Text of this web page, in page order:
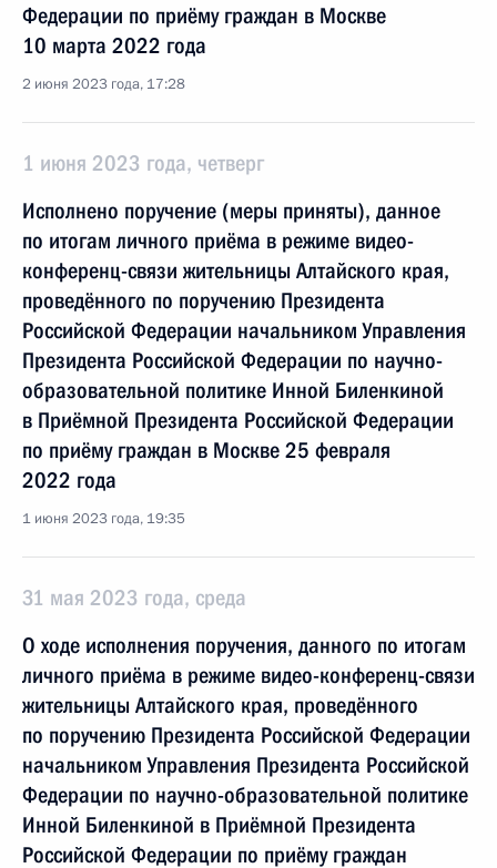
Федерации по приёму граждан в Москве
10 марта 2022 года
2 июня 2023 года, 17:28
1 июня 2023 года, четверг
Исполнено поручение (меры приняты), данное
по итогам личного приёма в режиме видео-
конференц-связи жительницы Алтайского края,
проведённого по поручению Президента
Российской Федерации начальником Управления
Президента Российской Федерации по научно-
образовательной политике Инной Биленкиной
в Приёмной Президента Российской Федерации
по приёму граждан в Москве 25 февраля
2022 года
1 июня 2023 года, 19:35
31 мая 2023 года, среда
О ходе исполнения поручения, данного по итогам
личного приёма в режиме видео-конференц-связи
жительницы Алтайского края, проведённого
по поручению Президента Российской Федерации
начальником Управления Президента Российской
Федерации по научно-образовательной политике
Инной Биленкиной в Приёмной Президента
Российской Федерации по приёму граждан